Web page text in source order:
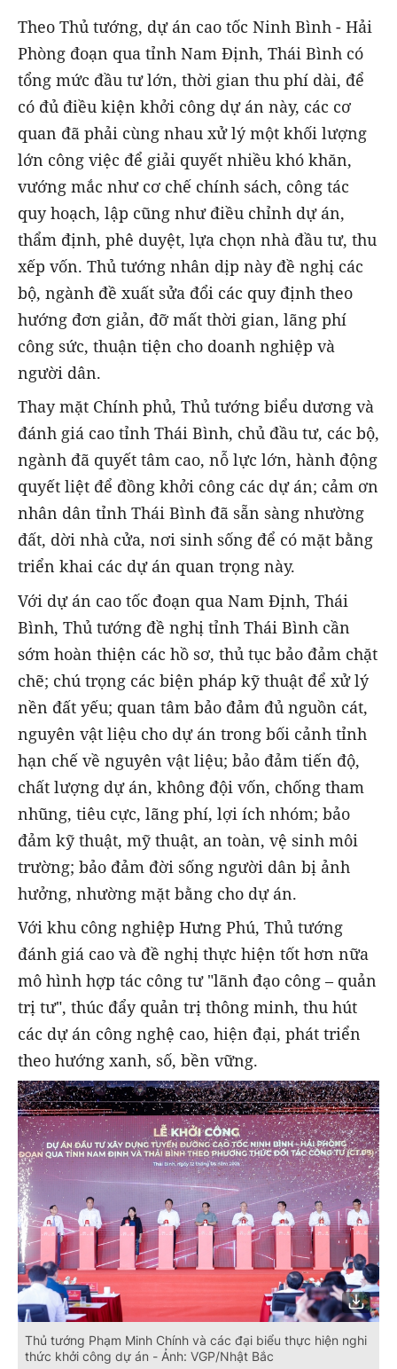
Theo Thủ tướng, dự án cao tốc Ninh Bình - Hải
Phòng đoạn qua tỉnh Nam Định, Thái Bình có
tổng mức đầu tư lớn, thời gian thu phí dài, để
có đủ điều kiện khởi công dự án này, các cơ
quan đã phải cùng nhau xử lý một khối lượng
lớn công việc để giải quyết nhiều khó khăn,
vướng mắc như cơ chế chính sách, công tác
quy hoạch, lập cũng như điều chỉnh dự án,
thẩm định, phê duyệt, lựa chọn nhà đầu tư, thu
xếp vốn. Thủ tướng nhân dịp này đề nghị các
bộ, ngành đề xuất sửa đổi các quy định theo
hướng đơn giản, đỡ mất thời gian, lãng phí
công sức, thuận tiện cho doanh nghiệp và
người dân.
Thay mặt Chính phủ, Thủ tướng biểu dương và
đánh giá cao tỉnh Thái Bình, chủ đầu tư, các bộ,
ngành đã quyết tâm cao, nỗ lực lớn, hành động
quyết liệt để đồng khởi công các dự án; cảm ơn
nhân dân tỉnh Thái Bình đã sẵn sàng nhường
đất, dời nhà cửa, nơi sinh sống để có mặt bằng
triển khai các dự án quan trọng này.
Với dự án cao tốc đoạn qua Nam Định, Thái
Bình, Thủ tướng đề nghị tỉnh Thái Bình cần
sớm hoàn thiện các hồ sơ, thủ tục bảo đảm chặt
chẽ; chú trọng các biện pháp kỹ thuật để xử lý
nền đất yếu; quan tâm bảo đảm đủ nguồn cát,
nguyên vật liệu cho dự án trong bối cảnh tỉnh
hạn chế về nguyên vật liệu; bảo đảm tiến độ,
chất lượng dự án, không đội vốn, chống tham
nhũng, tiêu cực, lãng phí, lợi ích nhóm; bảo
đảm kỹ thuật, mỹ thuật, an toàn, vệ sinh môi
trường; bảo đảm đời sống người dân bị ảnh
hưởng, nhường mặt bằng cho dự án.
Với khu công nghiệp Hưng Phú, Thủ tướng
đánh giá cao và đề nghị thực hiện tốt hơn nữa
mô hình hợp tác công tư "lãnh đạo công – quản
trị tư", thúc đẩy quản trị thông minh, thu hút
các dự án công nghệ cao, hiện đại, phát triển
theo hướng xanh, số, bền vững.
Thủ tướng Phạm Minh Chính và các đại biểu thực hiện nghi
thức khởi công dự án - Ảnh: VGP/Nhật Bắc